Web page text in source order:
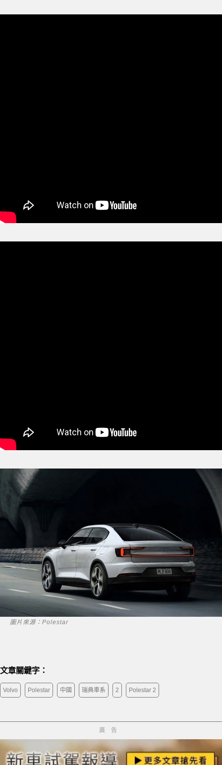
圖片來源：Polestar
文章關鍵字：
Volvo Polestar 中國 瑞典車系 2 Polestar 2
廣告